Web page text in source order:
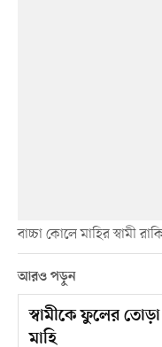
বাচ্চা কোলে মাহির স্বামী
আরও পড়ুন
স্বামীকে ফুলের
মাহি